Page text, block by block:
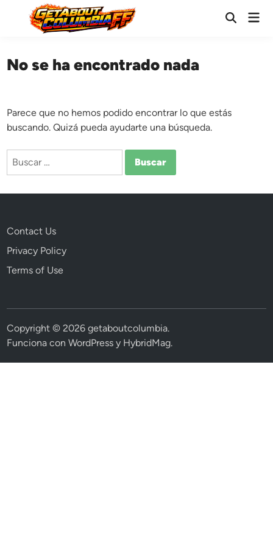
contenido
Abrir
No se ha encontrado nada
Parece que no hemos podido encontrar lo que estás
buscando. Quizá pueda ayudarte una búsqueda.
Buscar:
Contact Us
Privacy Policy
Terms of Use
Copyright © 2026getaboutcolumbia.
Funciona conWordPress y HybridMag.